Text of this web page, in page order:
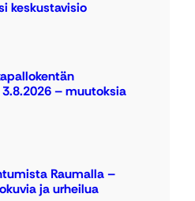
keskustavisio
– muutoksia
Raumalla –
ja urheilua